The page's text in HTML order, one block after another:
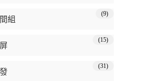
組
(9)
(15)
(31)